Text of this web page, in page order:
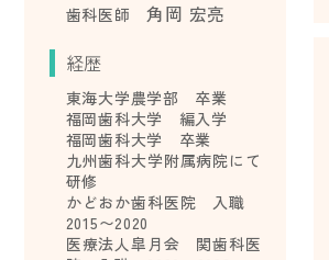
歯科医師角岡 宏亮
経歴
東海大学農学部 卒業
福岡歯科大学 編入学
福岡歯科大学 卒業
九州歯科大学附属病院にて
研修
かどおか歯科医院 入職
2015〜2020
医療法人皐月会 関歯科医